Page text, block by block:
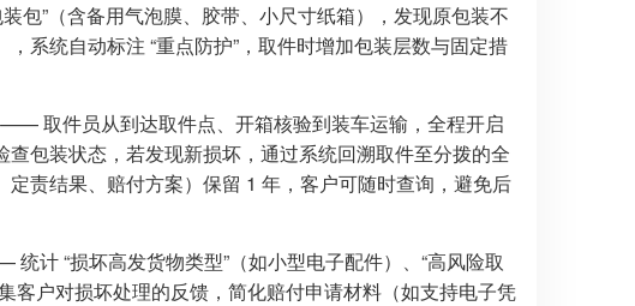
包”（含备用气泡膜、胶带、小尺寸纸箱），发现原包装不
系统自动标注 “重点防护”，取件时增加包装层数与固定措
—— 取件员从到达取件点、开箱核验到装车运输，全程开启
包装状态，若发现新损坏，通过系统回溯取件至分拨的全
责结果、赔付方案）保留 1 年，客户可随时查询，避免后
计 “损坏高发货物类型”（如小型电子配件）、“高风险取
客户对损坏处理的反馈，简化赔付申请材料（如支持电子凭